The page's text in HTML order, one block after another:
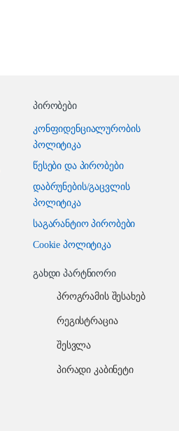
პირობები
კონფიდენციალურობის
პოლიტიკა
წესები და პირობები
დაბრუნების/გაცვლის
პოლიტიკა
საგარანტიო პირობები
Cookie პოლიტიკა
გახდი პარტნიორი
პროგრამის შესახებ
რეგისტრაცია
შესვლა
პირადი კაბინეტი